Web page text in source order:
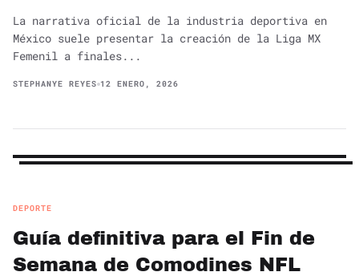
La narrativa oficial de la industria deportiva en
México suele presentar la creación de la Liga MX
Femenil a finales...
STEPHANYE REYES 12 ENERO, 2026
DEPORTE
Guía definitiva para el Fin de
Semana de Comodines NFL